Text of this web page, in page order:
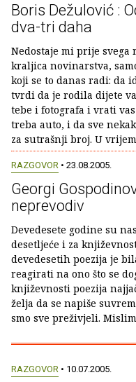
Boris Dežulović :
dva-tri daha
Nedostaje mi prije svega
kraljica novinarstva,
koji se to danas radi: da
tvrdi da je rodila dijete
tebe i fotografa i vrati
treba auto, i da sve
za sutrašnji broj. U
RAZGOVOR • 23.08.2005.
Georgi
neprevodiv
Devedesete godine su
desetljeće i za
devedesetih poezija je
reagirati na ono što se
književnosti poezija
želja da se napiše
smo sve preživjeli.
RAZGOVOR • 10.07.2005.